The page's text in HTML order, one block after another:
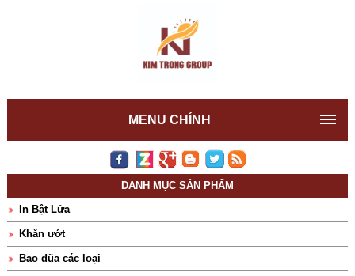
MENU CHÍNH
DANH MỤC SẢN PHẨM
In Bật Lửa
Khăn ướt
Bao đũa các loại